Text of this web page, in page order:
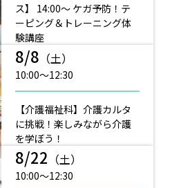
ス】 14:00～ ケガ予防！テ
ーピング＆トレーニング体
験講座
8/8 （土）
10:00〜12:30
【介護福祉科】介護カルタ
に挑戦！楽しみながら介護
を学ぼう！
8/22 （土）
10:00〜12:30